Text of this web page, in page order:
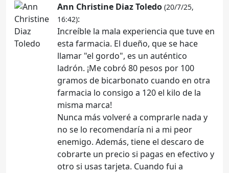
Ann Christine Diaz Toledo (20/7/25,
16:42):
Increíble la mala experiencia que tuve en
esta farmacia. El dueño, que se hace
llamar "el gordo", es un auténtico
ladrón. ¡Me cobró 80 pesos por 100
gramos de bicarbonato cuando en otra
farmacia lo consigo a 120 el kilo de la
misma marca!
Nunca más volveré a comprarle nada y
no se lo recomendaría ni a mi peor
enemigo. Además, tiene el descaro de
cobrarte un precio si pagas en efectivo y
otro si usas tarjeta. Cuando fui a